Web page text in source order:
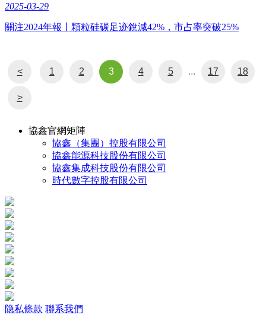
2025-03-29
關注2024年報丨顆粒硅碳足迹銳減42%，市占率突破25%
< 1 2 3 4 5 ... 17 18
>
協鑫官網矩陣
協鑫（集團）控股有限公司
協鑫能源科技股份有限公司
協鑫集成科技股份有限公司
時代數字控股有限公司
隐私條款 聯系我們